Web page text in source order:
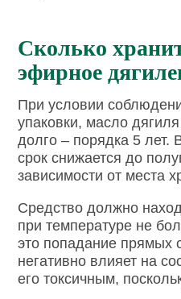
Сколько
эфирное
При условии
упаковки, масло
долго – порядка 5 лет.
срок снижается до
зависимости от места
Средство должно
при температуре не
это попадание прямых
негативно влияет на
его токсичным,